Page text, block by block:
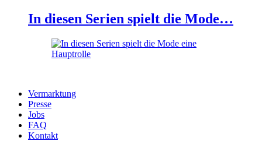
In diesen Serien spielt die Mode…
Vermarktung
Presse
Jobs
FAQ
Kontakt